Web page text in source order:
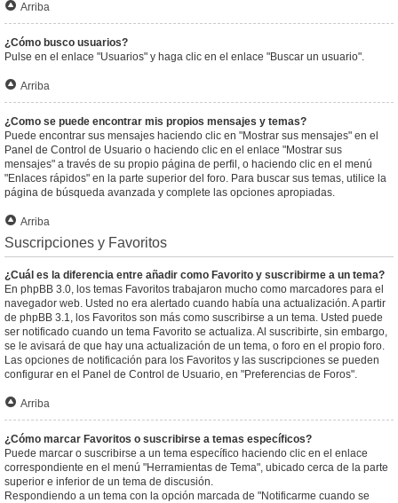
Arriba
¿Cómo busco usuarios?
Pulse en el enlace "Usuarios" y haga clic en el enlace "Buscar un usuario".
Arriba
¿Como se puede encontrar mis propios mensajes y temas?
Puede encontrar sus mensajes haciendo clic en "Mostrar sus mensajes" en el
Panel de Control de Usuario o haciendo clic en el enlace "Mostrar sus
mensajes" a través de su propio página de perfil, o haciendo clic en el menú
"Enlaces rápidos" en la parte superior del foro. Para buscar sus temas, utilice la
página de búsqueda avanzada y complete las opciones apropiadas.
Arriba
Suscripciones y Favoritos
¿Cuál es la diferencia entre añadir como Favorito y suscribirme a un tema?
En phpBB 3.0, los temas Favoritos trabajaron mucho como marcadores para el
navegador web. Usted no era alertado cuando había una actualización. A partir
de phpBB 3.1, los Favoritos son más como suscribirse a un tema. Usted puede
ser notificado cuando un tema Favorito se actualiza. Al suscribirte, sin embargo,
se le avisará de que hay una actualización de un tema, o foro en el propio foro.
Las opciones de notificación para los Favoritos y las suscripciones se pueden
configurar en el Panel de Control de Usuario, en "Preferencias de Foros".
Arriba
¿Cómo marcar Favoritos o suscribirse a temas específicos?
Puede marcar o suscribirse a un tema específico haciendo clic en el enlace
correspondiente en el menú "Herramientas de Tema", ubicado cerca de la parte
superior e inferior de un tema de discusión.
Respondiendo a un tema con la opción marcada de "Notificarme cuando se